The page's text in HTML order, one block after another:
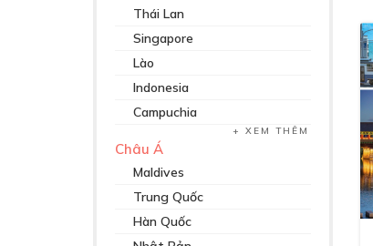
Thái Lan
Singapore
Lào
Indonesia
Campuchia
XEM THÊM
Châu Á
Maldives
Trung Quốc
Hàn Quốc